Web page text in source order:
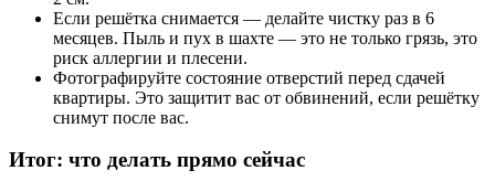
Если решётка снимается — делайте чистку раз в 6
месяцев. Пыль и пух в шахте — это не только грязь, это
риск аллергии и плесени.
Фотографируйте состояние отверстий перед сдачей
квартиры. Это защитит вас от обвинений, если решётку
снимут после вас.
Итог: что делать прямо сейчас